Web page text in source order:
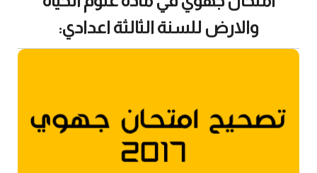
والارض للسنة الثالثة اعدادي: